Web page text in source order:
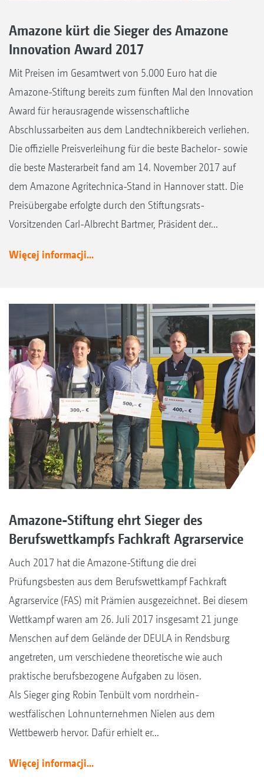
Amazone kürt die Sieger des Amazone
Innovation Award 2017
Mit Preisen im Gesamtwert von 5.000 Euro hat die
Amazone-Stiftung bereits zum fünften Mal den Innovation
Award für herausragende wissenschaftliche
Abschlussarbeiten aus dem Landtechnikbereich verliehen.
Die offizielle Preisverleihung für die beste Bachelor- sowie
die beste Masterarbeit fand am 14. November 2017 auf
dem Amazone Agritechnica-Stand in Hannover statt. Die
Preisübergabe erfolgte durch den Stiftungsrats-
Vorsitzenden Carl-Albrecht Bartmer, Präsident der...
Więcej informacji...
Amazone-Stiftung ehrt Sieger des
Berufswettkampfs Fachkraft Agrarservice
Auch 2017 hat die Amazone-Stiftung die drei
Prüfungsbesten aus dem Berufswettkampf Fachkraft
Agrarservice (FAS) mit Prämien ausgezeichnet. Bei diesem
Wettkampf waren am 26. Juli 2017 insgesamt 21 junge
Menschen auf dem Gelände der DEULA in Rendsburg
angetreten, um verschiedene theoretische wie auch
praktische berufsbezogene Aufgaben zu lösen.
Als Sieger ging Robin Tenbült vom nordrhein-
westfälischen Lohnunternehmen Nielen aus dem
Wettbewerb hervor. Dafür erhielt er...
Więcej informacji...